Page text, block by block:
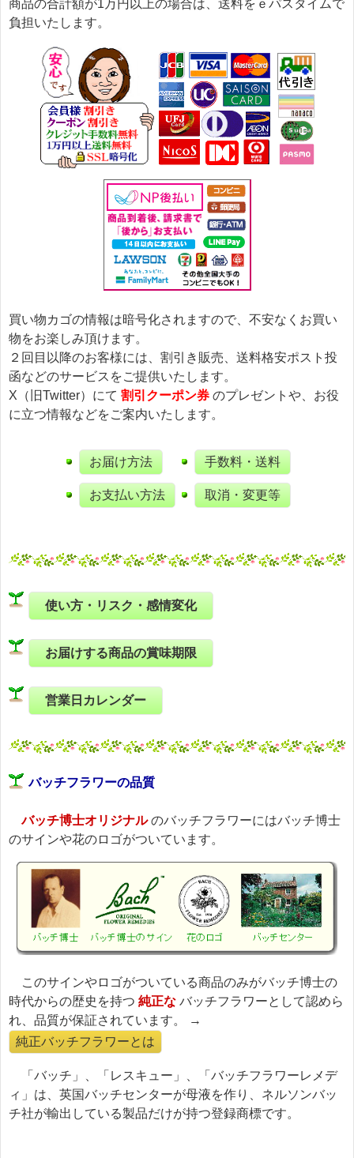
商品の合計額が1万円以上の場合は、送料をｅパスタイムで
負担いたします。
買い物カゴの情報は暗号化されますので、不安なくお買い
物をお楽しみ頂けます。
２回目以降のお客様には、割引き販売、送料格安ポスト投
函などのサービスをご提供いたします。
X（旧Twitter）にて 割引クーポン券 のプレゼントや、お役
に立つ情報などをご案内いたします。
お届け方法
お支払い方法
手数料・送料
取消・変更等
使い方・リスク・感情変化
お届けする商品の賞味期限
営業日カレンダー
バッチフラワーの品質
バッチ博士オリジナルのバッチフラワーにはバッチ博士
のサインや花のロゴがついています。
このサインやロゴがついている商品のみがバッチ博士の
時代からの歴史を持つ 純正な バッチフラワーとして認めら
れ、品質が保証されています。 →
純正バッチフラワーとは
「バッチ」、「レスキュー」、「バッチフラワーレメデ
ィ」は、英国バッチセンターが母液を作り、ネルソンバッ
チ社が輸出している製品だけが持つ登録商標です。